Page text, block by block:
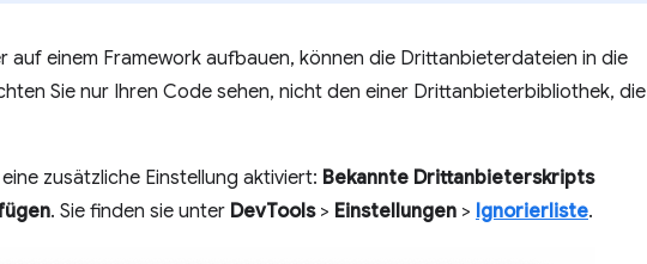
auf einem Framework aufbauen, können die Drittanbieterdateien in die
Sie nur Ihren Code sehen, nicht den einer Drittanbieterbibliothek, die
zusätzliche Einstellung aktiviert: Bekannte Drittanbieterskripts
. Sie finden sie unter DevTools> Einstellungen > Ignorierliste.